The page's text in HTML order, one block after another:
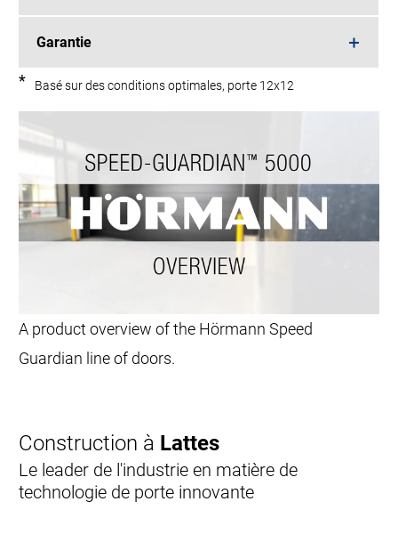
Garantie
* Basé sur des conditions optimales, porte 12x12
A product overview of the Hörmann Speed
Guardian line of doors.
Construction à Lattes
Le leader de l'industrie en matière de
technologie de porte innovante